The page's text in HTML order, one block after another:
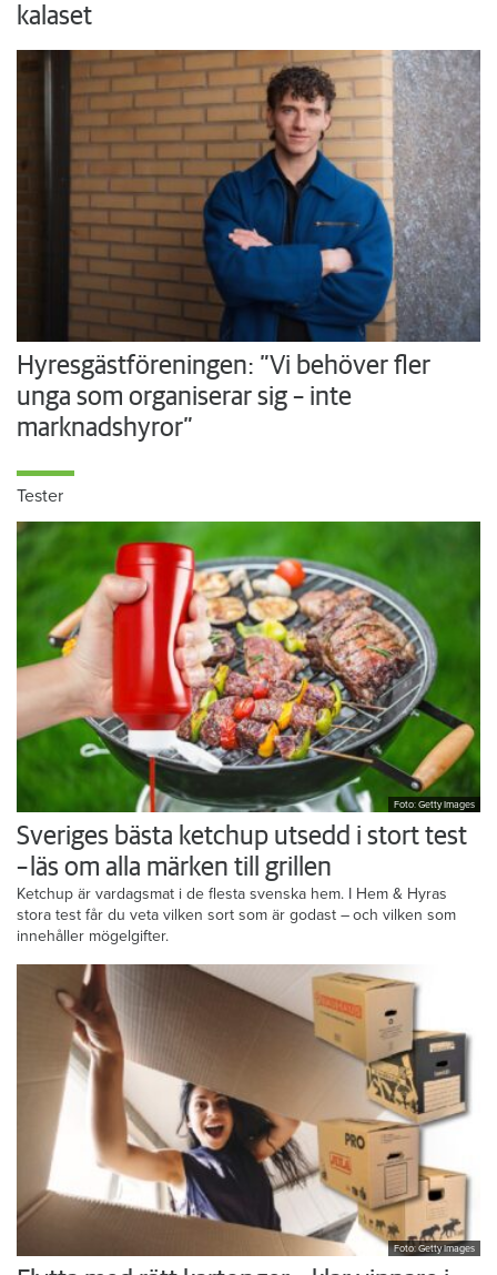
kalaset
Hyresgästföreningen: ”Vi behöver fler
unga som organiserar sig – inte
marknadshyror”
Tester
Foto: Getty Images
Sveriges bästa ketchup utsedd i stort test
– läs om alla märken till grillen
Ketchup är vardagsmat i de flesta svenska hem. I Hem & Hyras
stora test får du veta vilken sort som är godast – och vilken som
innehåller mögelgifter.
Foto: Getty Images